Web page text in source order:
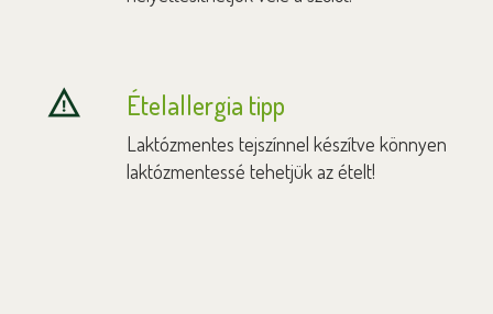
Ételallergia tipp
Laktózmentes tejszínnel készítve könnyen
laktózmentessé tehetjük az ételt!